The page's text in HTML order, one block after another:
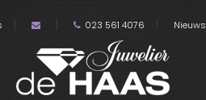
023 561 4076 Nieuws